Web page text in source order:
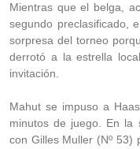
Mientras que el belga,
segundo preclasificado,
sorpresa del torneo
derrotó a la estrella
invitación.
Mahut se impuso a
minutos de juego. En la
con Gilles Muller (Nº 53)